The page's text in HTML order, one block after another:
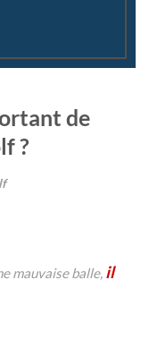
de
?
mauvaise balle, il